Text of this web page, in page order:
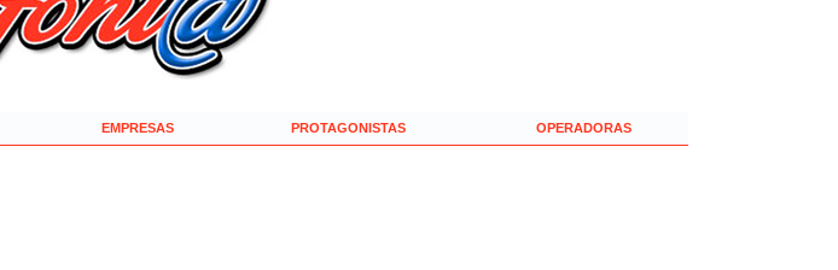
EMPRESAS PROTAGONISTAS OPERADORAS